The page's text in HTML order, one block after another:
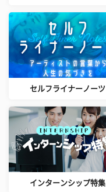
セルフライナーノーツ
インターンシップ特集